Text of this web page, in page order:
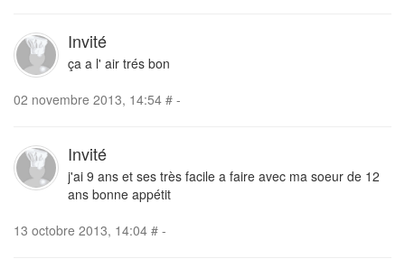
Invité
ça a l' air trés bon
02 novembre 2013, 14:54 # -
Invité
j'ai 9 ans et ses très facile a faire avec ma soeur de 12
ans bonne appétit
13 octobre 2013, 14:04 # -